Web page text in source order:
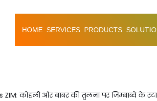
HOME SERVICES PRODUCTS
ZIM: कोहली और बाबर की तुलना पर जिम्बाब्वे के